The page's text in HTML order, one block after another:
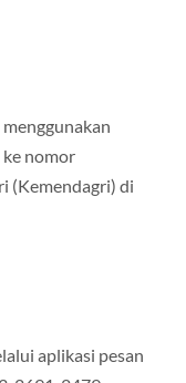
nomor
(Kemendagri) di
aplikasi pesan